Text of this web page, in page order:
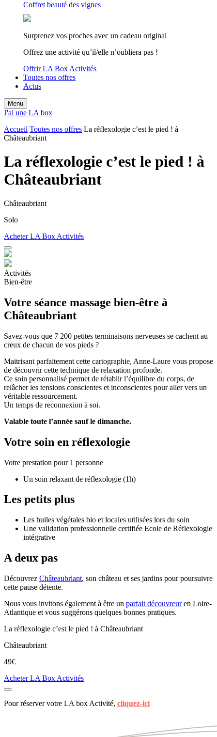
Coffret beauté des vignes
Surprenez vos proches avec un cadeau original
Offrez une activité qu’il/elle n’oubliera pas !
Offrir LA Box Activités
Toutes nos offres
Actus
Menu
J'ai une LA box
Accueil Toutes nos offres La réflexologie c’est le pied ! à
Châteaubriant
La réflexologie c’est le pied ! à
Châteaubriant
Châteaubriant
Solo
Acheter LA Box Activités
Activités
Bien-être
Votre séance massage bien-être à
Châteaubriant
Savez-vous que 7 200 petites terminaisons nerveuses se cachent au
creux de chacun de vos pieds ?
Maitrisant parfaitement cette cartographie, Anne-Laure vous propose
de découvrir cette technique de relaxation profonde.
Ce soin personnalisé permet de rétablir l’équilibre du corps, de
relâcher les tensions conscientes et inconscientes pour aller vers un
véritable ressourcement.
Un temps de reconnexion à soi.
Valable toute l’année sauf le dimanche.
Votre soin en réflexologie
Votre prestation pour 1 personne
Un soin relaxant de réflexologie (1h)
Les petits plus
Les huiles végétales bio et locales utilisées lors du soin
Une validation professionnelle certifiée Ecole de Réflexologie
intégrative
A deux pas
Découvrez Châteaubriant, son château et ses jardins pour poursuivre
cette pause détente.
Nous vous invitons également à être un parfait découvreuren Loire-
Atlantique et vous suggérons quelques bonnes pratiques.
La réflexologie c’est le pied ! à Châteaubriant
Châteaubriant
49€
Acheter LA Box Activités
Pour réserver votre LA box Activité, cliquez-ici